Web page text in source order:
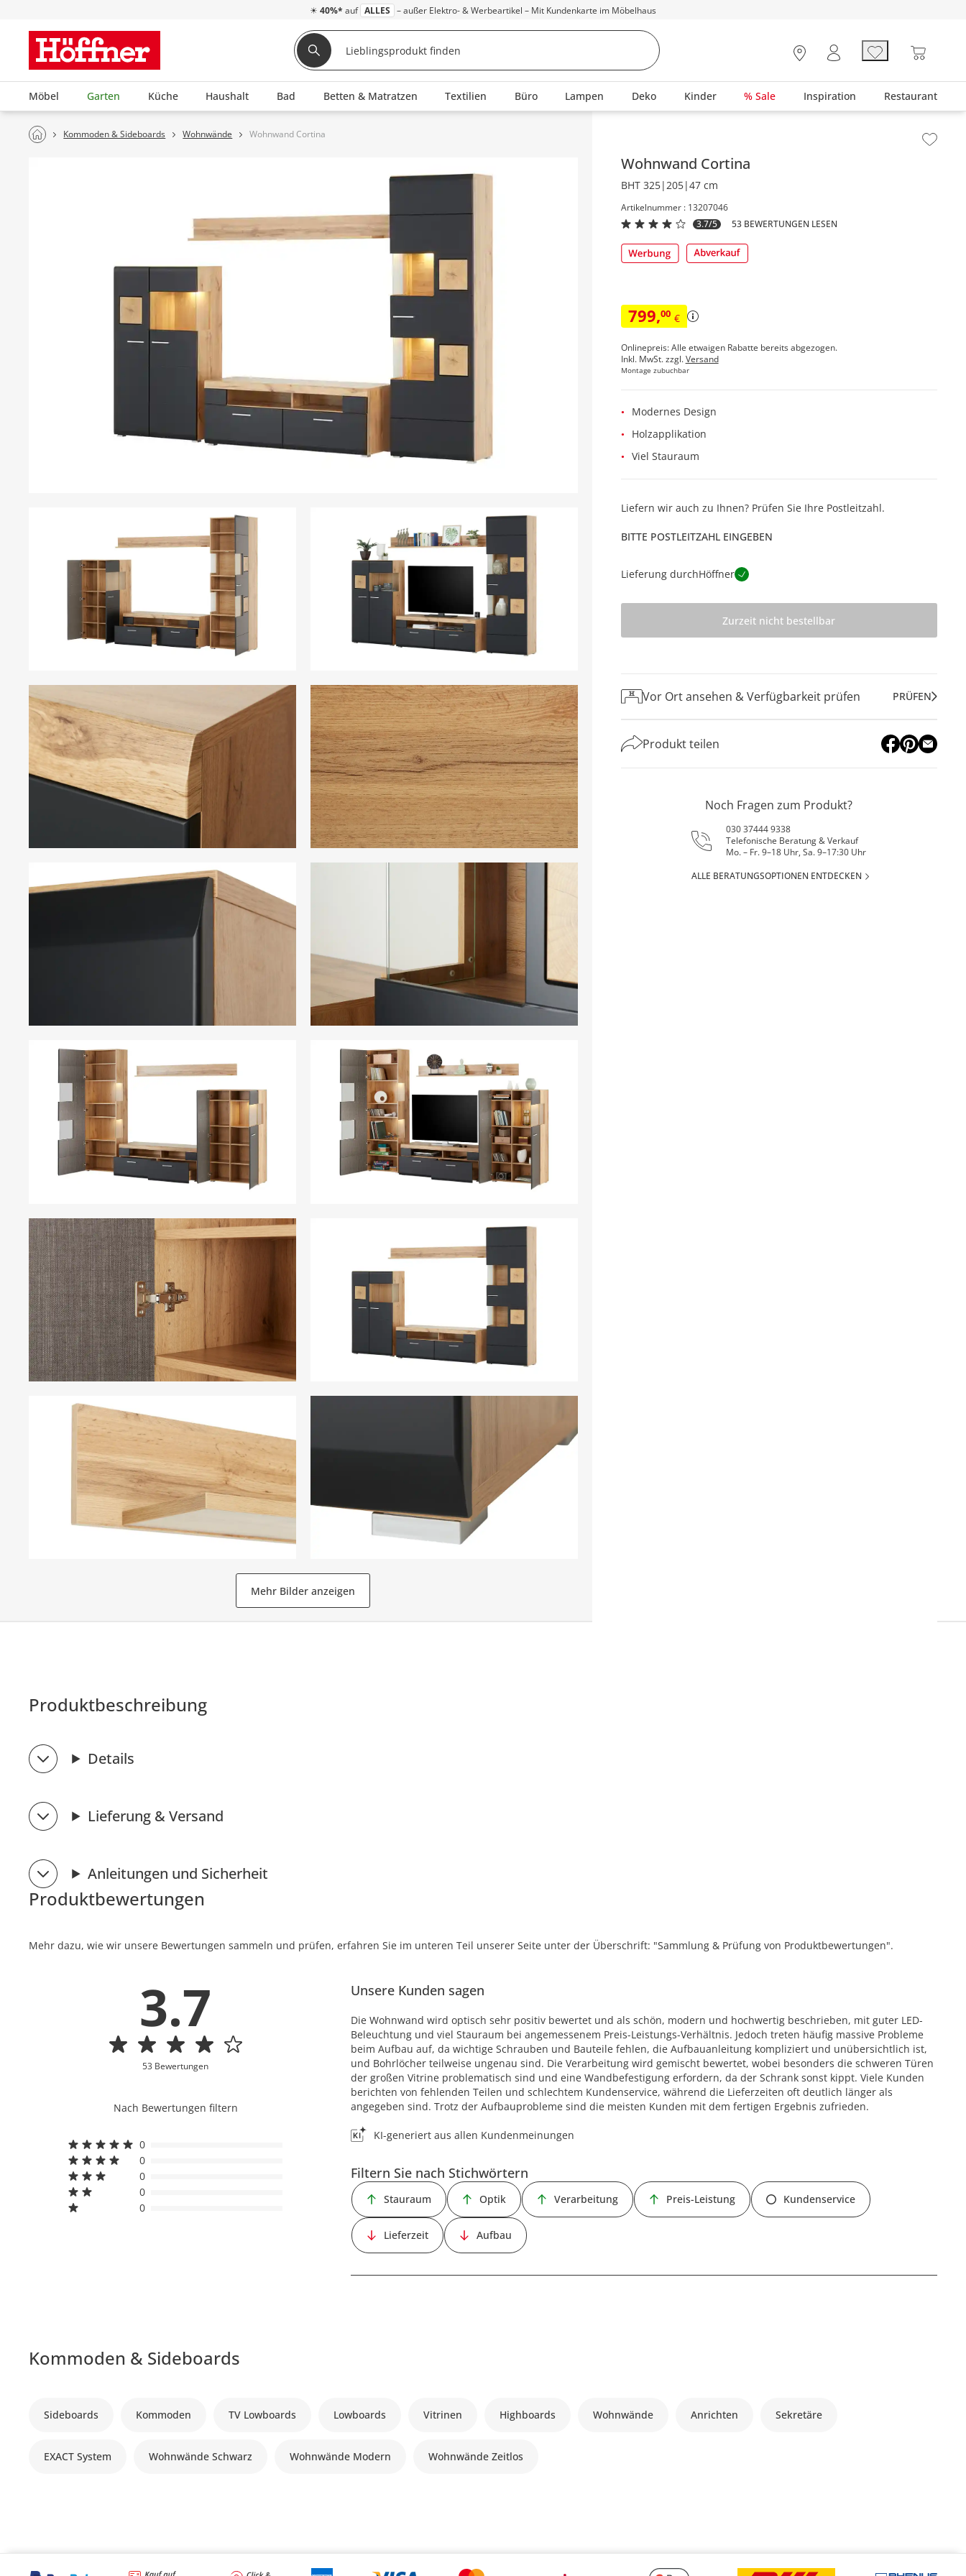
☀ 40%* auf ALLES – außer Elektro- & Werbeartikel – Mit Kundenkarte im Möbelhaus
Möbel Garten Küche Haushalt Bad Betten & Matratzen Textilien Büro Lampen Deko Kinder % Sale Inspiration Restaurant
Kommoden & Sideboards Wohnwände Wohnwand Cortina
Mehr Bilder anzeigen
Wohnwand Cortina
BHT 325|205|47 cm
Artikelnummer : 13207046
3.7/5
53 BEWERTUNGEN LESEN
799,00 €
Onlinepreis: Alle etwaigen Rabatte bereits abgezogen.
Inkl. MwSt. zzgl.Versand
Montage zubuchbar
Modernes Design
Holzapplikation
Viel Stauraum
Liefern wir auch zu Ihnen? Prüfen Sie Ihre Postleitzahl.
BITTE POSTLEITZAHL EINGEBEN
Lieferung durchHöffner
Zurzeit nicht bestellbar
Vor Ort ansehen & Verfügbarkeit prüfen PRÜFEN
Produkt teilen
Noch Fragen zum Produkt?
030 37444 9338
Telefonische Beratung & Verkauf
Mo. – Fr. 9–18 Uhr, Sa. 9–17:30 Uhr
ALLE BERATUNGSOPTIONEN ENTDECKEN
Produktbeschreibung
Details
Lieferung & Versand
Anleitungen und Sicherheit
Produktbewertungen
Mehr dazu, wie wir unsere Bewertungen sammeln und prüfen, erfahren Sie im unteren Teil unserer Seite unter der Überschrift: "Sammlung & Prüfung von Produktbewertungen".
3.7
53 Bewertungen
Nach Bewertungen filtern
0
0
0
0
0
Unsere Kunden sagen
Die Wohnwand wird optisch sehr positiv bewertet und als schön, modern und hochwertig beschrieben, mit guter LED-
Beleuchtung und viel Stauraum bei angemessenem Preis-Leistungs-Verhältnis. Jedoch treten häufig massive Probleme
beim Aufbau auf, da wichtige Schrauben und Bauteile fehlen, die Aufbauanleitung kompliziert und unübersichtlich ist,
und Bohrlöcher teilweise ungenau sind. Die Verarbeitung wird gemischt bewertet, wobei besonders die schweren Türen
der großen Vitrine problematisch sind und eine Wandbefestigung erfordern, da der Schrank sonst kippt. Viele Kunden
berichten von fehlenden Teilen und schlechtem Kundenservice, während die Lieferzeiten oft deutlich länger als
angegeben sind. Trotz der Aufbauprobleme sind die meisten Kunden mit dem fertigen Ergebnis zufrieden.
KI-generiert aus allen Kundenmeinungen
Filtern Sie nach Stichwörtern
Stauraum Optik Verarbeitung Preis-Leistung Kundenservice
Lieferzeit Aufbau
Kommoden & Sideboards
Sideboards Kommoden TV Lowboards Lowboards Vitrinen Highboards Wohnwände Anrichten Sekretäre
EXACT System Wohnwände Schwarz Wohnwände Modern Wohnwände Zeitlos